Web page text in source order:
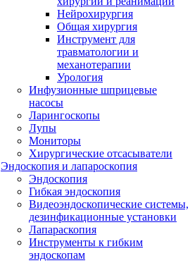
Нейрохирургия
Общая хирургия
Инструмент для
травматологии и
механотерапии
Урология
Инфузионные шприцевые
насосы
Ларингоскопы
Лупы
Мониторы
Хирургические отсасыватели
Эндоскопия и лапароскопия
Эндоскопия
Гибкая эндоскопия
Видеоэндоскопические системы,
дезинфикационные установки
Лапараскопия
Инструменты к гибким
эндоскопам